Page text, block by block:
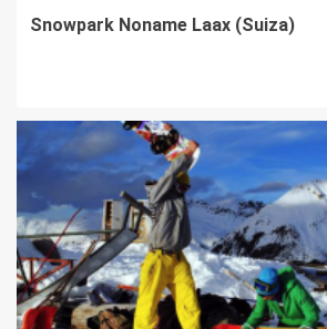
Snowpark Noname Laax (Suiza)